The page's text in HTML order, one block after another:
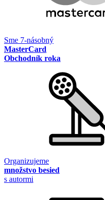
Sme 7-násobný
MasterCard
Obchodník roka
Organizujeme
množstvo besied
s autormi